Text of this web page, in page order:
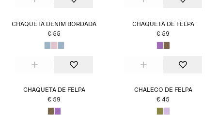
CHAQUETA DENIM BORDADA
€ 55
CHAQUETA DE FELPA
€ 59
CHAQUETA DE FELPA
€ 59
CHALECO DE FELPA
€ 45